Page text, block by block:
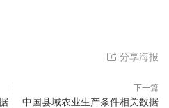
分享海报
下一篇
中国县域农业生产条件相关数据